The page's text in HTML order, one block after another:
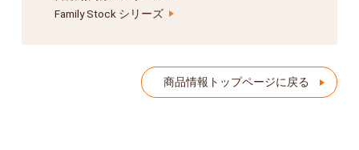
Family Stock シリーズ
商品情報トップページに戻る